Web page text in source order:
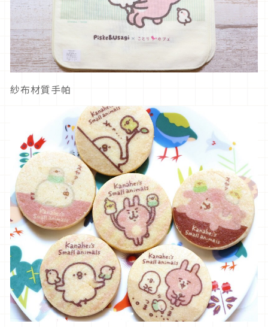
紗布材質手帕